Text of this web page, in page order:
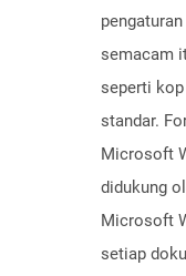
semacam
seperti
standar.
Microsoft
didukung
Microsoft
setiap